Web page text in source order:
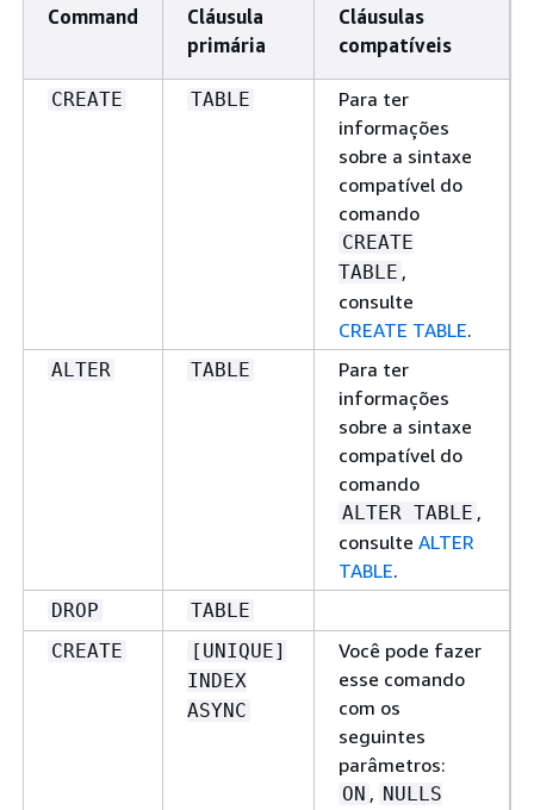
Command
Cláusula
primária
Cláusulas
compatíveis
CREATE TABLE
Para ter
informações
sobre a sintaxe
compatível do
comando
CREATE
TABLE ,
consulte
CREATE TABLE.
ALTER TABLE
Para ter
informações
sobre a sintaxe
compatível do
comando
ALTER TABLE ,
consulte ALTER
TABLE.
DROP
TABLE
CREATE
[UNIQUE]
INDEX
ASYNC
Você pode fazer
esse comando
com os
seguintes
parâmetros:
ON , NULLS